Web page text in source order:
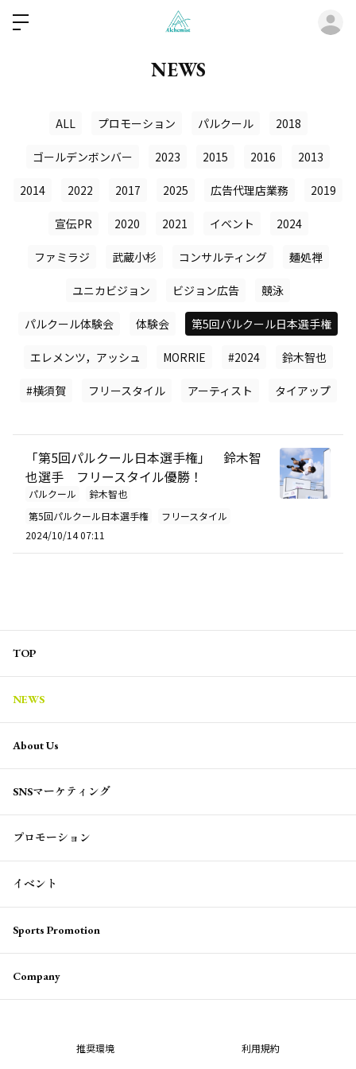
NEWS
ALL プロモーション パルクール 2018
ゴールデンボンバー 2023 2015 2016 2013
2014 2022 2017 2025 広告代理店業務 2019
宣伝PR 2020 2021 イベント 2024
ファミラジ 武蔵小杉 コンサルティング 麺処禅
ユニカビジョン ビジョン広告 競泳
パルクール体験会 体験会 第5回パルクール日本選手権
エレメンツ，アッシュ MORRIE #2024 鈴木智也
#横須賀 フリースタイル アーティスト タイアップ
「第5回パルクール日本選手権」 鈴木智
也選手 フリースタイル優勝！
パルクール
鈴木智也
第5回パルクール日本選手権
フリースタイル
2024/10/14 07:11
TOP
NEWS
About Us
SNSマーケティング
プロモーション
イベント
Sports Promotion
Company
推奨環境 利用規約